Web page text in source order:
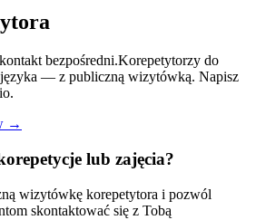
bezpośredni.Korepetytorzy do
— z publiczną wizytówką. Napisz
→
lub zajęcia?
wizytówkę korepetytora i pozwól
skontaktować się z Tobą